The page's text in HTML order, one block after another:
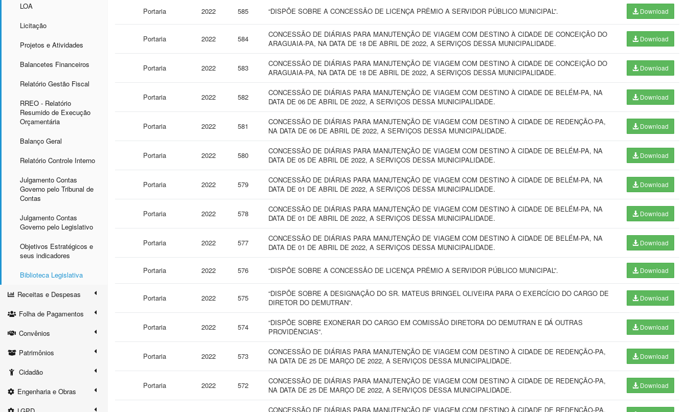
LOA
Licitação
Projetos e Atividades
Balancetes Financeiros
Relatório Gestão Fiscal
RREO - Relatório
Resumido de Execução
Orçamentária
Balanço Geral
Relatório Controle Interno
Julgamento Contas
Governo pelo Tribunal de
Contas
Julgamento Contas
Governo pelo Legislativo
Objetivos Estratégicos e
seus indicadores
Biblioteca Legislativa
Receitas e Despesas
Folha de Pagamentos
Convênios
Patrimônios
Cidadão
Engenharia e Obras
Portaria 2022 585 “DISPÕE SOBRE A CONCESSÃO DE LICENÇA PRÊMIO A SERVIDOR PÚBLICO MUNICIPAL”. Download
Portaria 2022 584
CONCESSÃO DE DIÁRIAS PARA MANUTENÇÃO DE VIAGEM COM DESTINO À CIDADE DE CONCEIÇÃO DO
ARAGUAIA-PA, NA DATA DE 18 DE ABRIL DE 2022, A SERVIÇOS DESSA MUNICIPALIDADE.
Download
Portaria 2022 583
CONCESSÃO DE DIÁRIAS PARA MANUTENÇÃO DE VIAGEM COM DESTINO À CIDADE DE CONCEIÇÃO DO
ARAGUAIA-PA, NA DATA DE 18 DE ABRIL DE 2022, A SERVIÇOS DESSA MUNICIPALIDADE.
Download
Portaria 2022 582
CONCESSÃO DE DIÁRIAS PARA MANUTENÇÃO DE VIAGEM COM DESTINO À CIDADE DE BELÉM-PA, NA
DATA DE 06 DE ABRIL DE 2022, A SERVIÇOS DESSA MUNICIPALIDADE.
Download
Portaria 2022 581
CONCESSÃO DE DIÁRIAS PARA MANUTENÇÃO DE VIAGEM COM DESTINO À CIDADE DE REDENÇÃO-PA,
NA DATA DE 06 DE ABRIL DE 2022, A SERVIÇOS DESSA MUNICIPALIDADE.
Download
Portaria 2022 580
CONCESSÃO DE DIÁRIAS PARA MANUTENÇÃO DE VIAGEM COM DESTINO À CIDADE DE BELÉM-PA, NA
DATA DE 05 DE ABRIL DE 2022, A SERVIÇOS DESSA MUNICIPALIDADE.
Download
Portaria 2022 579
CONCESSÃO DE DIÁRIAS PARA MANUTENÇÃO DE VIAGEM COM DESTINO À CIDADE DE BELÉM-PA, NA
DATA DE 01 DE ABRIL DE 2022, A SERVIÇOS DESSA MUNICIPALIDADE.
Download
Portaria 2022 578
CONCESSÃO DE DIÁRIAS PARA MANUTENÇÃO DE VIAGEM COM DESTINO À CIDADE DE BELÉM-PA, NA
DATA DE 01 DE ABRIL DE 2022, A SERVIÇOS DESSA MUNICIPALIDADE.
Download
Portaria 2022 577
CONCESSÃO DE DIÁRIAS PARA MANUTENÇÃO DE VIAGEM COM DESTINO À CIDADE DE BELÉM-PA, NA
DATA DE 01 DE ABRIL DE 2022, A SERVIÇOS DESSA MUNICIPALIDADE.
Download
Portaria 2022 576 “DISPÕE SOBRE A CONCESSÃO DE LICENÇA PRÊMIO A SERVIDOR PÚBLICO MUNICIPAL”. Download
Portaria 2022 575
“DISPÕE SOBRE A DESIGNAÇÃO DO SR. MATEUS BRINGEL OLIVEIRA PARA O EXERCÍCIO DO CARGO DE
DIRETOR DO DEMUTRAN”.
Download
Portaria 2022 574
“DISPÕE SOBRE EXONERAR DO CARGO EM COMISSÃO DIRETORA DO DEMUTRAN E DÁ OUTRAS
PROVIDÊNCIAS”.
Download
Portaria 2022 573
CONCESSÃO DE DIÁRIAS PARA MANUTENÇÃO DE VIAGEM COM DESTINO À CIDADE DE REDENÇÃO-PA,
NA DATA DE 25 DE MARÇO DE 2022, A SERVIÇOS DESSA MUNICIPALIDADE.
Download
Portaria 2022 572
CONCESSÃO DE DIÁRIAS PARA MANUTENÇÃO DE VIAGEM COM DESTINO À CIDADE DE REDENÇÃO-PA,
NA DATA DE 25 DE MARÇO DE 2022, A SERVIÇOS DESSA MUNICIPALIDADE.
Download
CONCESSÃO DE DIÁRIAS PARA MANUTENÇÃO DE VIAGEM COM DESTINO À CIDADE DE REDENÇÃO-PA,